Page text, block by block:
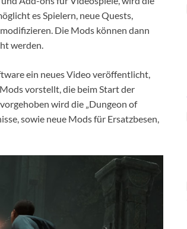
es Spielern, neue Quests,
Die Mods können dann
werden.
ein neues Video veröffentlicht,
vorstellt, die beim Start der
wird die „Dungeon of
sowie neue Mods für Ersatzbesen,